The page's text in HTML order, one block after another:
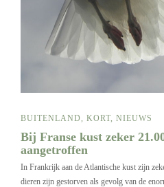
BUITENLAND, KORT, NIEUWS
Bij Franse kust zeker
aangetroffen
In Frankrijk aan de Atlantische kust zijn
dieren zijn gestorven als gevolg van de